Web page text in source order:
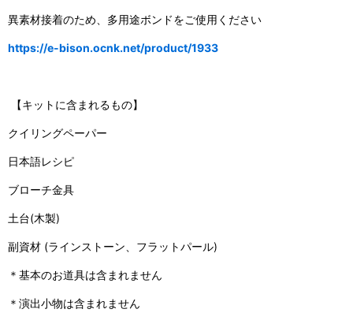
異素材接着のため、多用途ボンドをご使用ください
https://e-bison.ocnk.net/product/1933
【キットに含まれるもの】
クイリングペーパー
日本語レシピ
ブローチ金具
土台(木製)
副資材 (ラインストーン、フラットパール)
＊基本のお道具は含まれません
＊演出小物は含まれません